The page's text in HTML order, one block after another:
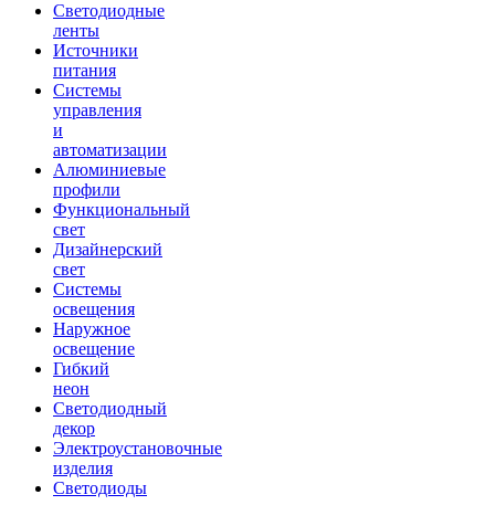
Светодиодные
ленты
Источники
питания
Системы
управления
и
автоматизации
Алюминиевые
профили
Функциональный
свет
Дизайнерский
свет
Системы
освещения
Наружное
освещение
Гибкий
неон
Светодиодный
декор
Электроустановочные
изделия
Светодиоды